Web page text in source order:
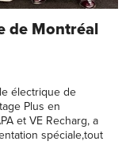
de Montréal
électrique de
Plus en
et VE Recharg, a
spéciale,tout